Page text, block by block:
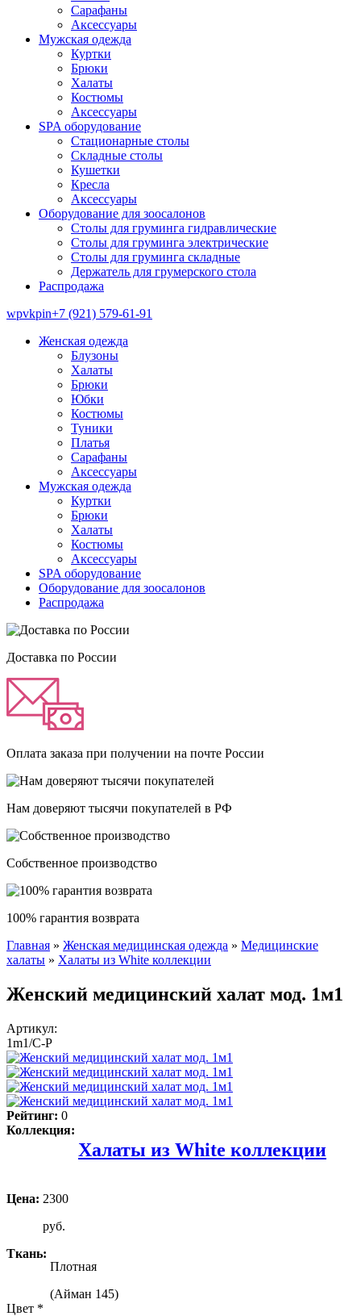
Сарафаны
Аксессуары
Мужская одежда
Куртки
Брюки
Халаты
Костюмы
Аксессуары
SPA оборудование
Стационарные столы
Складные столы
Кушетки
Кресла
Аксессуары
Оборудование для зоосалонов
Столы для груминга гидравлические
Столы для груминга электрические
Столы для груминга складные
Держатель для грумерского стола
Распродажа
wpvkpin+7 (921) 579-61-91
Женская одежда
Блузоны
Халаты
Брюки
Юбки
Костюмы
Туники
Платья
Сарафаны
Аксессуары
Мужская одежда
Куртки
Брюки
Халаты
Костюмы
Аксессуары
SPA оборудование
Оборудование для зоосалонов
Распродажа
Доставка по России
Оплата заказа при получении на почте России
Нам доверяют тысячи покупателей в РФ
Собственное производство
100% гарантия возврата
Вы здесь
Главная » Женская медицинская одежда » Медицинские
халаты » Халаты из White коллекции
Женский медицинский халат мод. 1м1
Артикул:
1m1/C-P
Рейтинг: 0
Коллекция:
Халаты из White коллекции
Цена: 2300
руб.
Ткань:
Плотная
(Айман 145)
Цвет *